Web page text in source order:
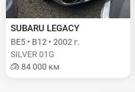
SUBARU LEGACY
BE5 • B12 • 2002 г.
SILVER 01G
84 000 км